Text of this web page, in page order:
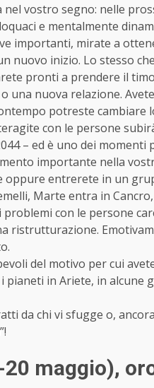
vostro segno: nelle
e mentalmente
importanti, mirate a
nuovo inizio. Lo stesso
pronti a prendere il
una nuova relazione.
potreste cambiare
con le persone
– ed è uno dei
importante nella
oppure entrerete in un
Marte entra in
con le persone
ristrutturazione.
del motivo per cui
pianeti in Ariete, in
da chi vi sfugge o,
maggio),